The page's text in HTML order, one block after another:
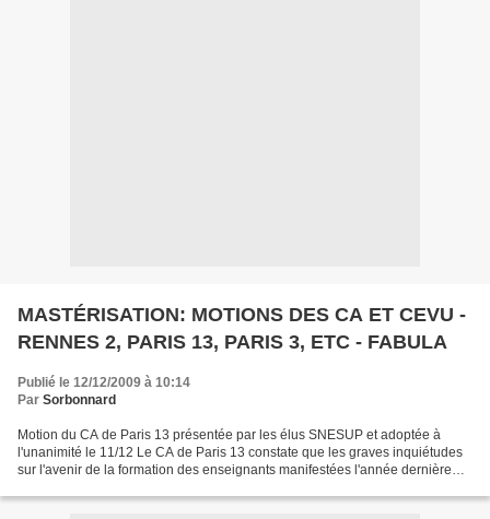
MASTÉRISATION: MOTIONS DES CA ET CEVU -
RENNES 2, PARIS 13, PARIS 3, ETC - FABULA
Publié le 12/12/2009 à 10:14
Par Sorbonnard
Motion du CA de Paris 13 présentée par les élus SNESUP et adoptée à
l'unanimité le 11/12 Le CA de Paris 13 constate que les graves inquiétudes
sur l'avenir de la formation des enseignants manifestées l'année dernière